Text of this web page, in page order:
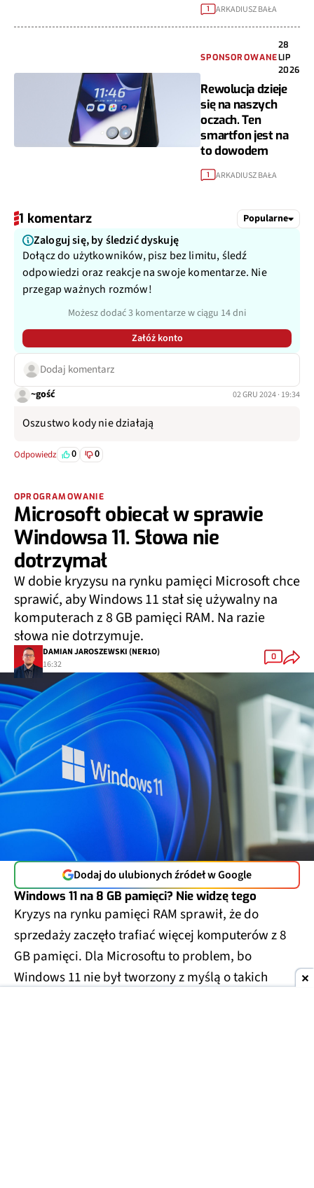
1 ARKADIUSZ BAŁA
SPONSOROWANE
28
LIP
2026
Rewolucja dzieje
się na naszych
oczach. Ten
smartfon jest na
to dowodem
1 ARKADIUSZ BAŁA
1 komentarz Popularne
Zaloguj się, by śledzić dyskuję
Dołącz do użytkowników, pisz bez limitu, śledź
odpowiedzi oraz reakcje na swoje komentarze. Nie
przegap ważnych rozmów!
Możesz dodać 3 komentarze w ciągu 14 dni
Załóż konto
Dodaj komentarz
~gość 02 GRU 2024 · 19:34
Oszustwo kody nie działają
Odpowiedz 0 0
OPROGRAMOWANIE
Microsoft obiecał w sprawie
Windowsa 11. Słowa nie
dotrzymał
W dobie kryzysu na rynku pamięci Microsoft chce
sprawić, aby Windows 11 stał się używalny na
komputerach z 8 GB pamięci RAM. Na razie
słowa nie dotrzymuje.
DAMIAN JAROSZEWSKI (NER1O)
16:32
0
Dodaj do ulubionych źródeł w Google
Windows 11 na 8 GB pamięci? Nie widzę tego
Kryzys na rynku pamięci RAM sprawił, że do
sprzedaży zaczęło trafiać więcej komputerów z 8
GB pamięci. Dla Microsoftu to problem, bo
Windows 11 nie był tworzony z myślą o takich